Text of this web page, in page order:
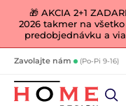
🎁 AKCIA 2+1
2026 takmer na
predobjednávku a
Zavolajte nám (Po-Pi 9-16)